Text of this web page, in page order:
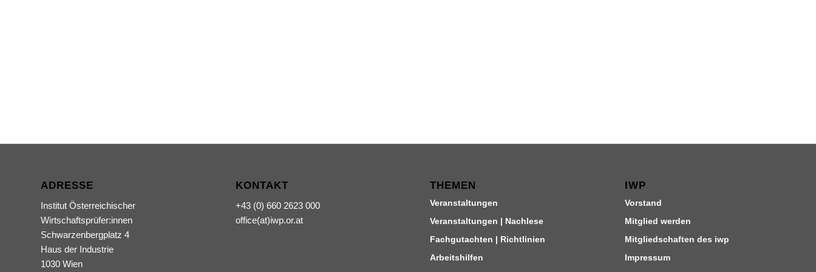
ADRESSE
Institut Österreichischer
Wirtschaftsprüfer:innen
Schwarzenbergplatz 4
Haus der Industrie
1030 Wien
KONTAKT
+43 (0) 660 2623 000
office(at)iwp.or.at
THEMEN
Veranstaltungen
Veranstaltungen | Nachlese
Fachgutachten | Richtlinien
Arbeitshilfen
IWP
Vorstand
Mitglied werden
Mitgliedschaften des iwp
Impressum